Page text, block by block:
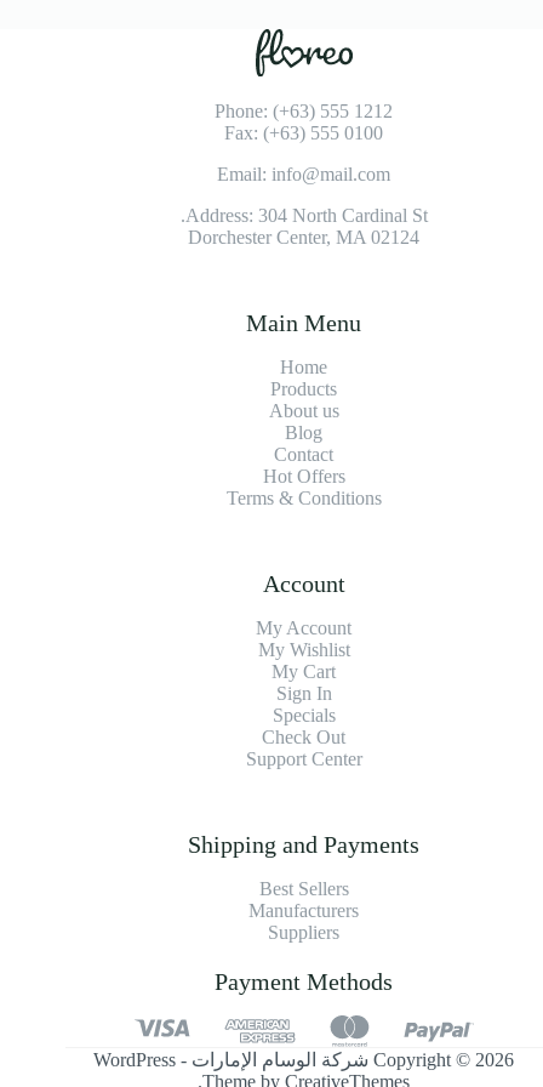
Phone: (+63) 555 1212
Fax: (+63) 555 0100
Email: info@mail.com
Address: 304 North Cardinal St.
Dorchester Center, MA 02124
Main Menu
Home
Products
About us
Blog
Contact
Hot Offers
Terms & Conditions
Account
My Account
My Wishlist
My Cart
Sign In
Specials
Check Out
Support Center
Shipping and Payments
Best Sellers
Manufacturers
Suppliers
Payment Methods
Copyright © 2026 شركة الوسام الإمارات - WordPress
Theme byCreativeThemes
.